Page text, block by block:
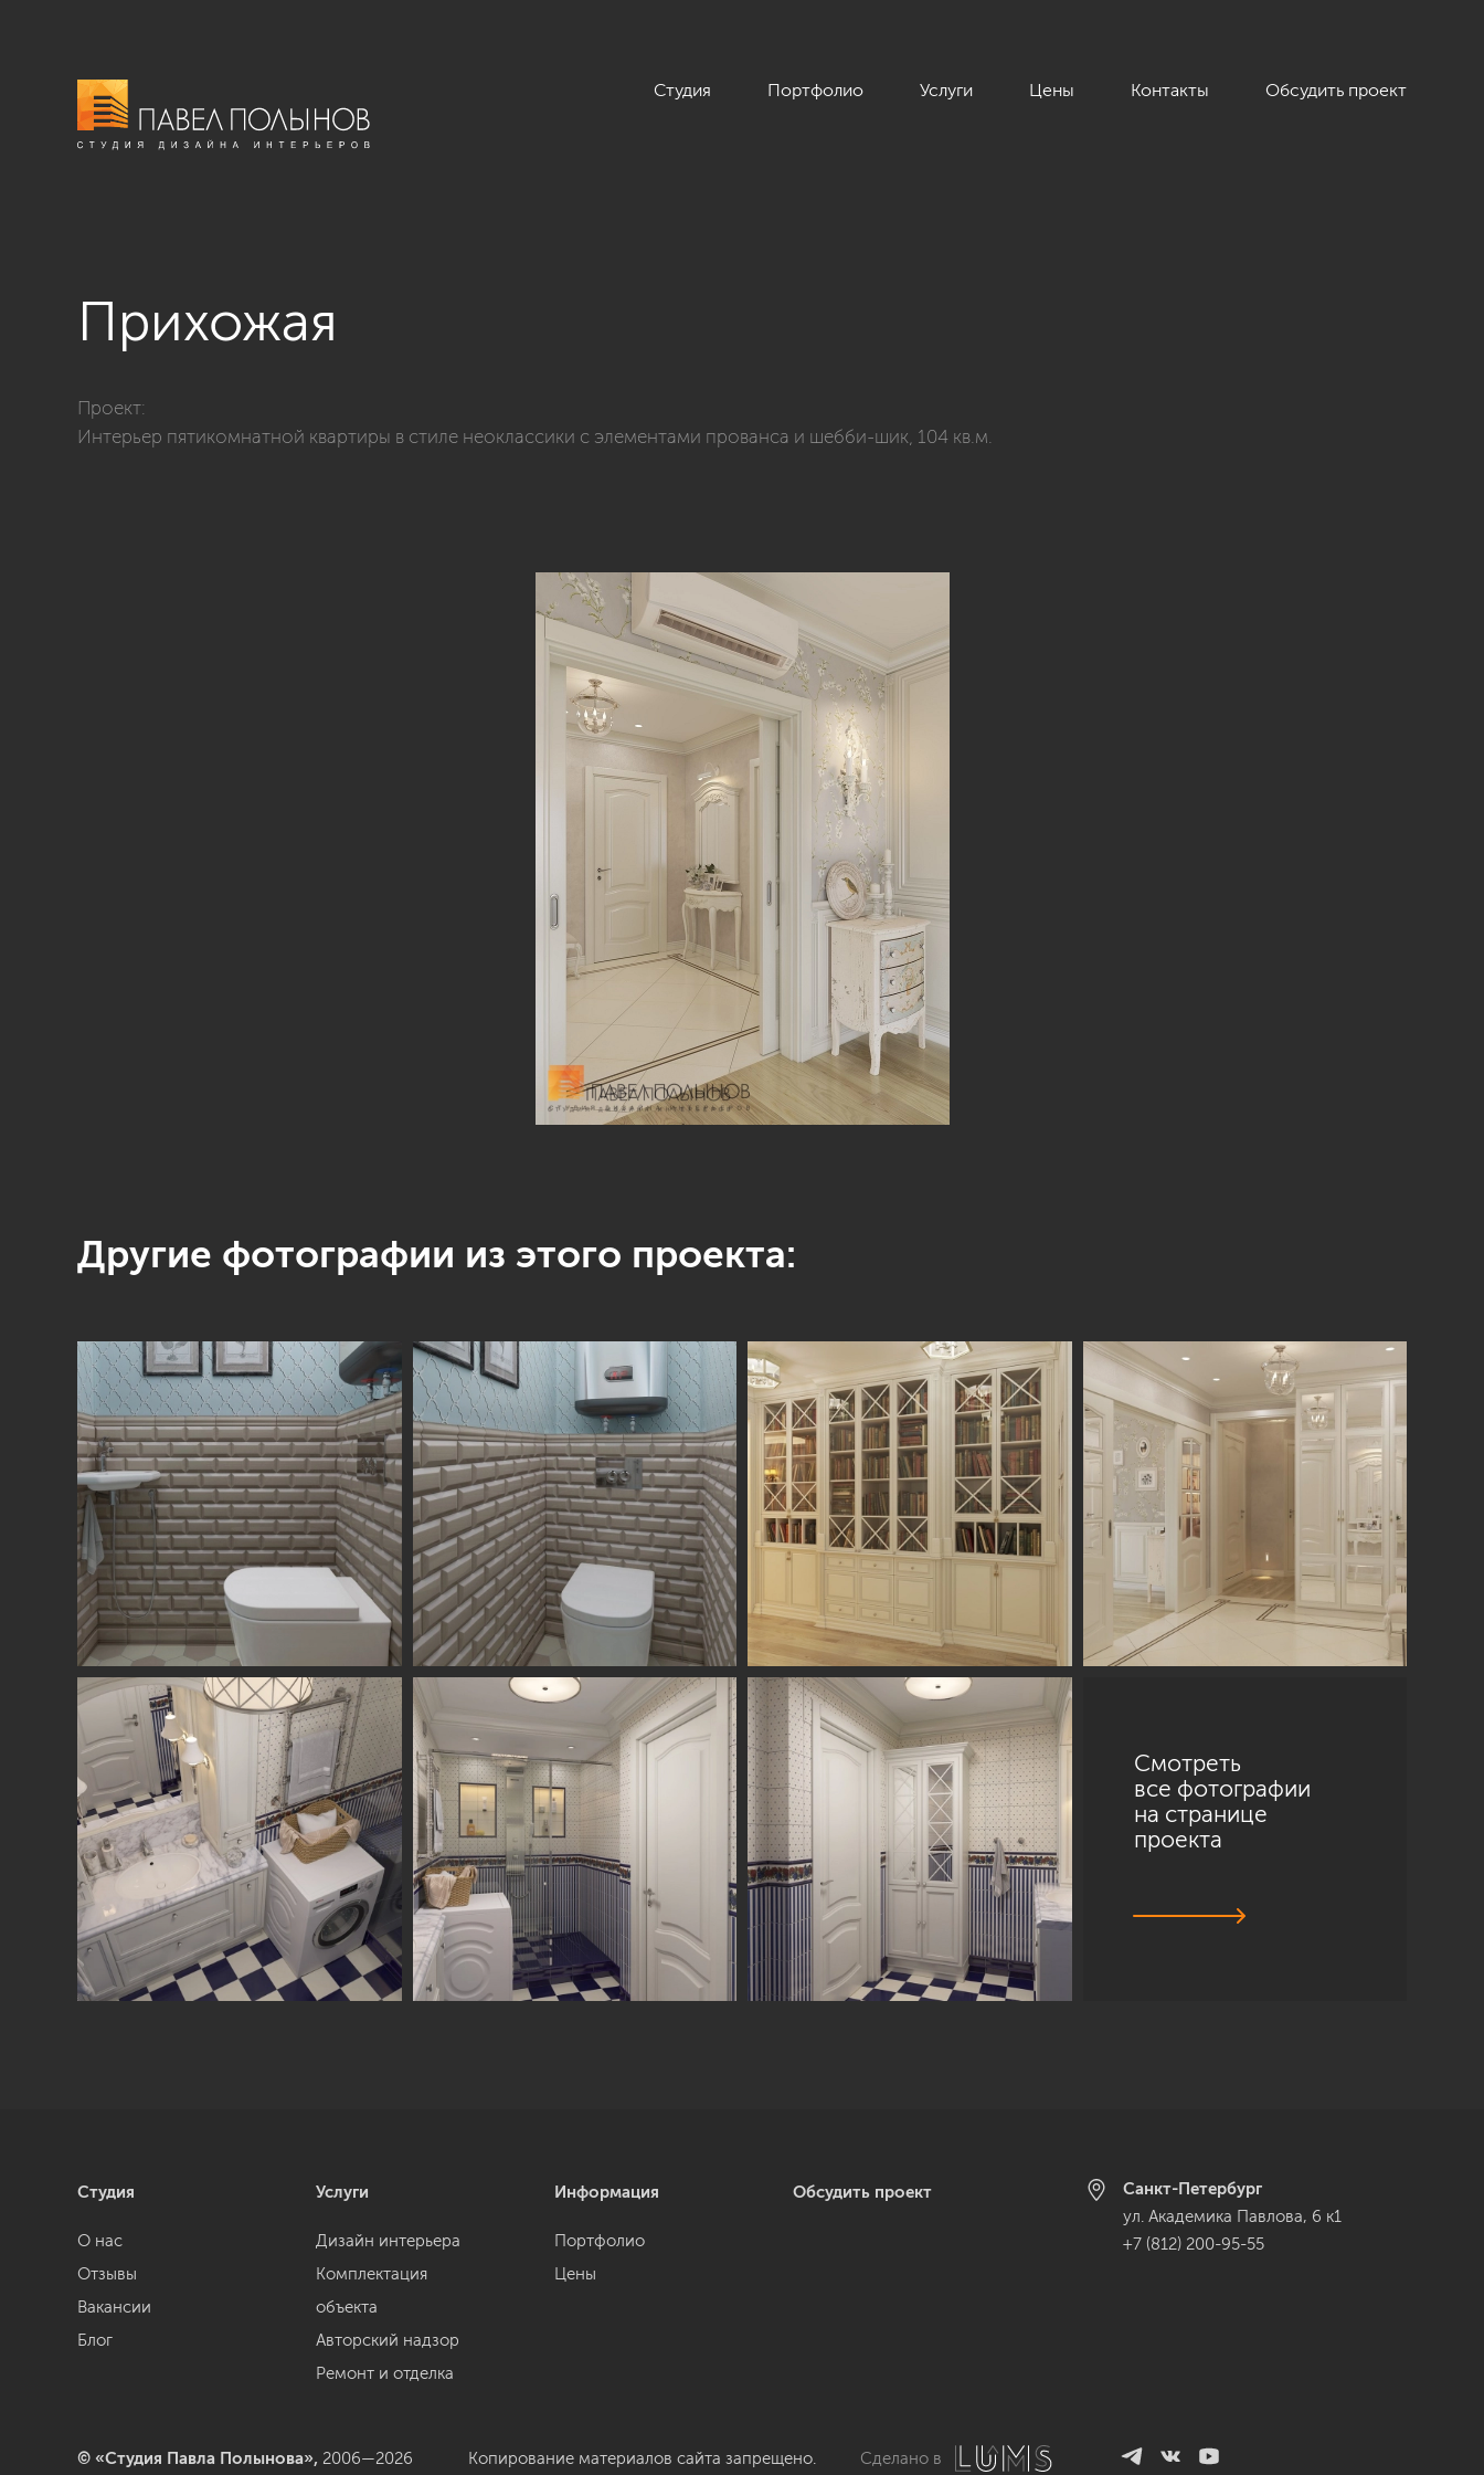
Студия Портфолио Услуги Цены Контакты Обсудить проект
Прихожая
Проект:
Интерьер пятикомнатной квартиры в стиле неоклассики с элементами прованса и шебби-шик, 104 кв.м.
Другие фотографии из этого проекта:
Смотреть
все фотографии
на странице
проекта
Студия
О нас
Отзывы
Вакансии
Блог
Услуги
Дизайн интерьера
Комплектация
объекта
Авторский надзор
Ремонт и отделка
Информация
Портфолио
Цены
Обсудить проект
Санкт-Петербург
ул. Академика Павлова, 6 к1
+7 (812) 200-95-55
© «Студия Павла Полынова», 2006—2026 Копирование материалов сайта запрещено. Сделано в